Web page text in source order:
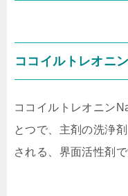
ココイルトレオニ
ココイルトレオニン
とつで、主剤の洗浄
される、界面活性剤で